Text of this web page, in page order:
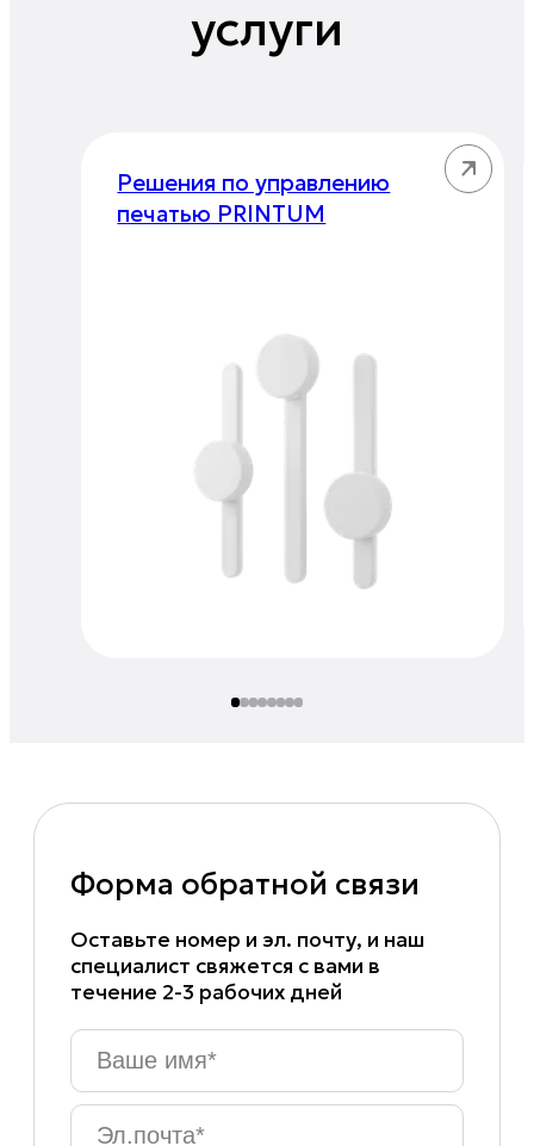
услуги
Решения по управлению
печатью PRINTUM
Форма обратной связи
Оставьте номер и эл. почту, и наш
специалист свяжется с вами в
течение 2-3 рабочих дней
Ваше
имя*
Эл.почта